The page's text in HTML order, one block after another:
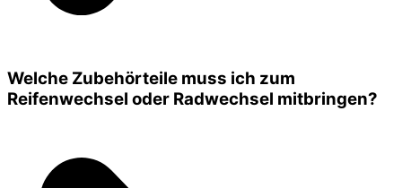
Welche Zubehörteile muss ich zum
Reifenwechsel oder Radwechsel mitbringen?